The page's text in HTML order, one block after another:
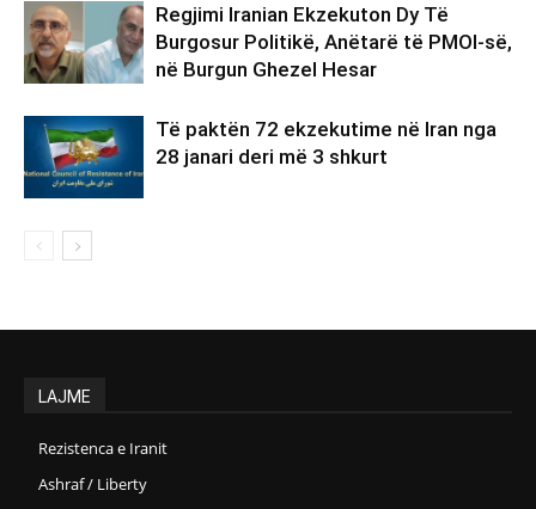
Regjimi Iranian Ekzekuton Dy Të
Burgosur Politikë, Anëtarë të PMOI-së,
në Burgun Ghezel Hesar
Të paktën 72 ekzekutime në Iran nga
28 janari deri më 3 shkurt
LAJME
Rezistenca e Iranit
Ashraf / Liberty